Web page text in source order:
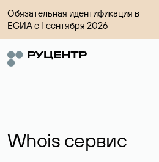
Обязательная идентификация в
ЕСИА с 1 сентября 2026
Whois сервис